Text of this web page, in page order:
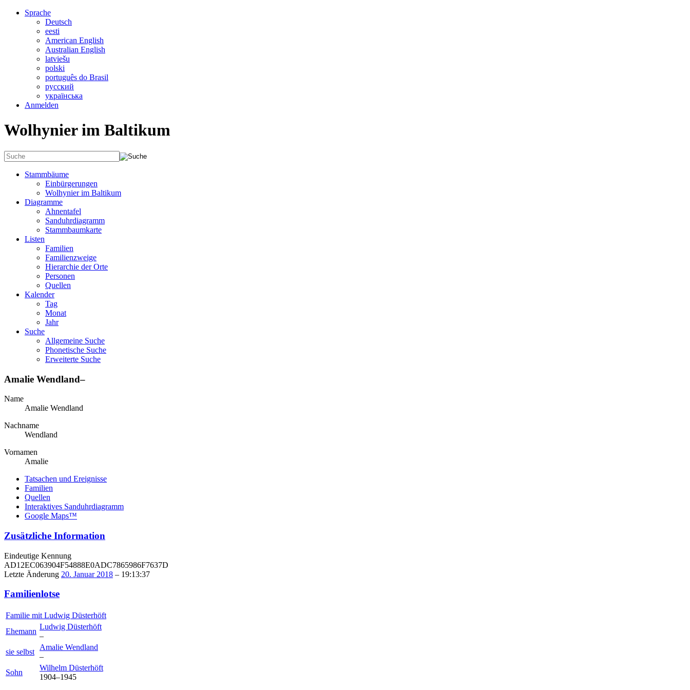
Sprache
Deutsch
eesti
American English
Australian English
latviešu
polski
português do Brasil
русский
українська
Anmelden
Wolhynier im Baltikum
Stammbäume
Einbürgerungen
Wolhynier im Baltikum
Diagramme
Ahnentafel
Sanduhrdiagramm
Stammbaumkarte
Listen
Familien
Familienzweige
Hierarchie der Orte
Personen
Quellen
Kalender
Tag
Monat
Jahr
Suche
Allgemeine Suche
Phonetische Suche
Erweiterte Suche
Amalie Wendland–
Name
Amalie Wendland
Nachname
Wendland
Vornamen
Amalie
Tatsachen und Ereignisse
Familien
Quellen
Interaktives Sanduhrdiagramm
Google Maps™
Zusätzliche Information
Eindeutige Kennung
AD12EC063904F54888E0ADC7865986F7637D
Letzte Änderung 20. Januar 2018 – 19:13:37
Familienlotse
Familie mit Ludwig Düsterhöft
Ehemann
Ludwig Düsterhöft
–
sie selbst
Amalie Wendland
–
Sohn
Wilhelm Düsterhöft
1904–1945